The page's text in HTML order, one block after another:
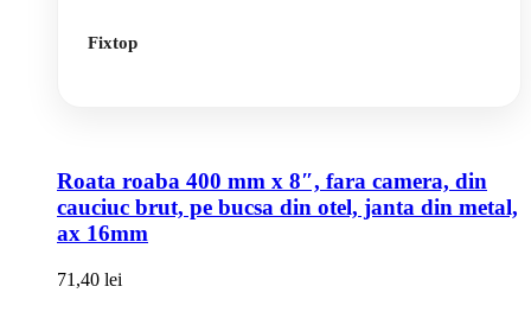
Fixtop
Roata roaba 400 mm x 8″, fara camera, din
cauciuc brut, pe bucsa din otel, janta din metal,
ax 16mm
71,40 lei